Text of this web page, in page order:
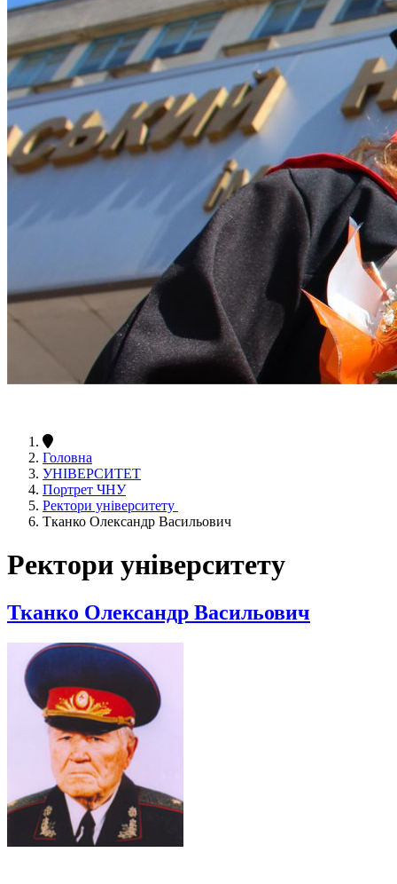
Головна
УНІВЕРСИТЕТ
Портрет ЧНУ
Ректори університету
Тканко Олександр Васильович
Ректори університету
Тканко Олександр Васильович